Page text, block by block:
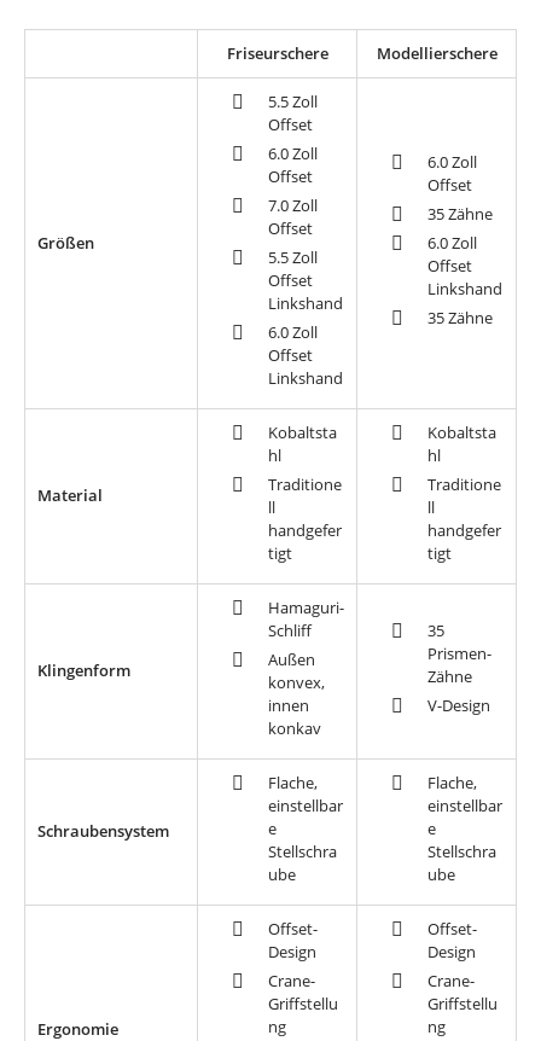
Friseurschere Modellierschere
Größen
5.5 Zoll
Offset
6.0 Zoll
Offset
7.0 Zoll
Offset
5.5 Zoll
Offset
Linkshand
6.0 Zoll
Offset
Linkshand
6.0 Zoll
Offset
35 Zähne
6.0 Zoll
Offset
Linkshand
35 Zähne
Material
Kobaltsta
hl
Traditione
ll
handgefer
tigt
Kobaltsta
hl
Traditione
ll
handgefer
tigt
Klingenform
Hamaguri-
Schliff
Außen
konvex,
innen
konkav
35
Prismen-
Zähne
V-Design
Schraubensystem
Flache,
einstellbar
e
Stellschra
ube
Flache,
einstellbar
e
Stellschra
ube
Ergonomie
Offset-
Design
Crane-
Griffstellu
ng
Offset-
Design
Crane-
Griffstellu
ng